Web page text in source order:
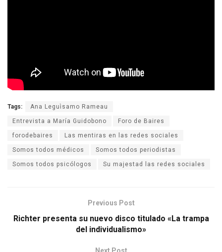
Tags: Ana Leguìsamo Rameau
Entrevista a María Guidobono Foro de Baires
forodebaires Las mentiras en las redes sociales
Somos todos médicos Somos todos periodistas
Somos todos psicólogos Su majestad las redes sociales
Previous Post
Richter presenta su nuevo disco titulado «La trampa
del individualismo»